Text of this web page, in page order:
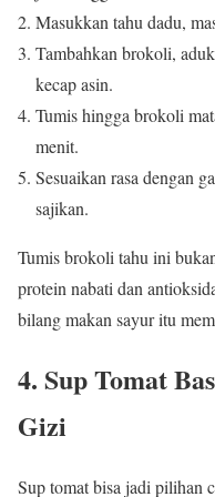
Masukkan tahu dadu,
Tambahkan brokoli,
kecap asin.
Tumis hingga brokoli
menit.
Sesuaikan rasa dengan
sajikan.
Tumis brokoli tahu ini
protein nabati dan
bilang makan sayur itu
4. Sup Tomat
Gizi
Sup tomat bisa jadi pilihan